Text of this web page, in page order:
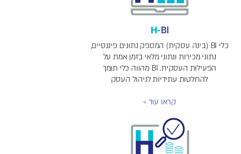
H-BI
כלי BI (בינה עסקית) המספק נתונים פיננסיים,
נתוני מכירות ונתוני מלאי בזמן אמת על
הפעילות העסקית. BI מהווה כלי תומך
להחלטות עתידיות לניהול העסק
קראו עוד >